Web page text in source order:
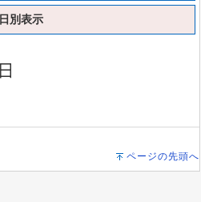
日別表示
ページの先頭へ